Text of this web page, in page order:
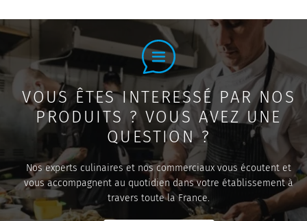
VOUS ÊTES INTERESSÉ PAR NOS
PRODUITS ? VOUS AVEZ UNE
QUESTION ?
Nos experts culinaires et nos commerciaux vous écoutent et
vous accompagnent au quotidien dans votre établissement à
travers toute la France.